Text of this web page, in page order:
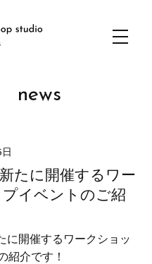
news
たに開催するワー
イベントのご紹
に開催するワークショッ
紹介です！